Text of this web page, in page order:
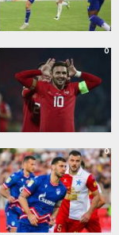
0
0